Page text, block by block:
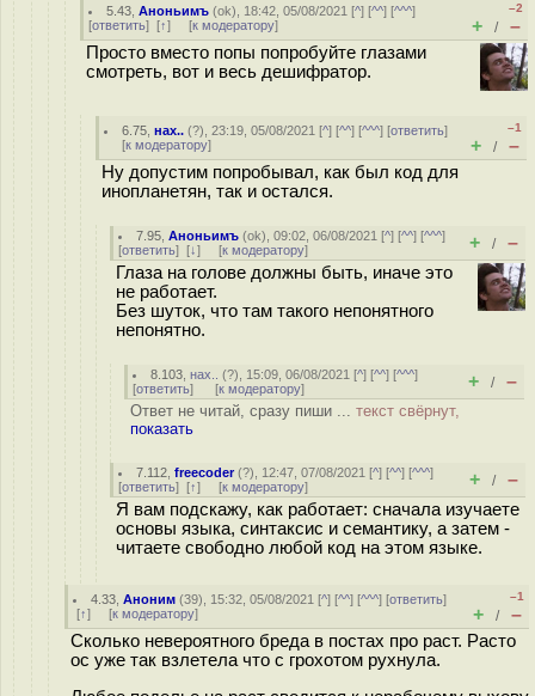
5.43 ,Аноньимъ (ok), 18:42, 05/08/2021 [^] [^^] [^^^]
[ответить] [↑] [к модератору]
–2
+ / –
Просто вместо попы попробуйте глазами
смотреть, вот и весь дешифратор.
6.75 ,нах.. (?), 23:19, 05/08/2021 [^] [^^] [^^^] [ответить]
[к модератору]
–1
+ / –
Ну допустим попробывал, как был код для
инопланетян, так и остался.
7.95 ,Аноньимъ (ok), 09:02, 06/08/2021 [^] [^^] [^^^]
[ответить] [↓] [к модератору] + / –
Глаза на голове должны быть, иначе это
не работает.
Без шуток, что там такого непонятного
непонятно.
8.103 ,нах.. (?), 15:09, 06/08/2021 [^] [^^] [^^^]
[ответить] [к модератору] + / –
Ответ не читай, сразу пиши ... текст свёрнут,
показать
7.112 ,freecoder(?), 12:47, 07/08/2021 [^] [^^] [^^^]
[ответить] [↑] [к модератору] + / –
Я вам подскажу, как работает: сначала изучаете
основы языка, синтаксис и семантику, а затем -
читаете свободно любой код на этом языке.
4.33 ,Аноним (39), 15:32, 05/08/2021 [^] [^^] [^^^] [ответить]
[↑] [к модератору]
–1
+ / –
Сколько невероятного бреда в постах про раст. Расто
ос уже так взлетела что с грохотом рухнула.